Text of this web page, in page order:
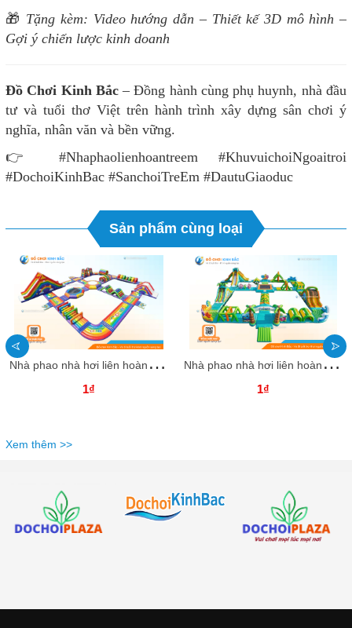
🎁 Tặng kèm: Video hướng dẫn – Thiết kế 3D mô hình –
Gợi ý chiến lược kinh doanh
Đồ Chơi Kinh Bắc– Đồng hành cùng phụ huynh, nhà đầu
tư và tuổi thơ Việt trên hành trình xây dựng sân chơi ý
nghĩa, nhân văn và bền vững.
👉 #Nhaphaolienhoantreem #KhuvuichoiNgoaitroi
#DochoiKinhBac #SanchoiTreEm #DautuGiaoduc
Sản phẩm cùng loại
N
hà phao nhà hơi liên hoàn NPNHLHKB61 Dochoikinhbac - Khu trò chơi phao hơi vui nhộn
1₫
N
hà phao nhà hơi liên hoàn NPNHLHKB60 Dochoikinhbac - Khu trò chơi phao hơi vui nhộn
1₫
Xem thêm >>